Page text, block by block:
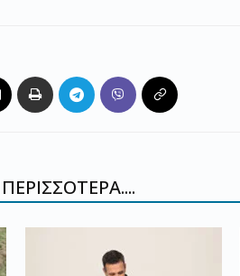
ΠΕΡΙΣΣΟΤΕΡΑ....